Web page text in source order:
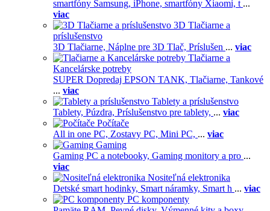
smartfóny Samsung, iPhone, smartfóny Xiaomi, t ...
viac
3D Tlačiarne a
príslušenstvo
3D Tlačiarne, Náplne pre 3D Tlač, Príslušen ... viac
Tlačiarne a
Kancelárske potreby
SUPER Dopredaj EPSON TANK, Tlačiarne, Tankové
... viac
Tablety a príslušenstvo
Tablety, Púzdra, Príslušenstvo pre tablety, ... viac
Počítače
All in one PC, Zostavy PC, Mini PC, ... viac
Gaming
Gaming PC a notebooky, Gaming monitory a pro ...
viac
Nositeľná elektronika
Detské smart hodinky, Smart náramky, Smart h ... viac
PC komponenty